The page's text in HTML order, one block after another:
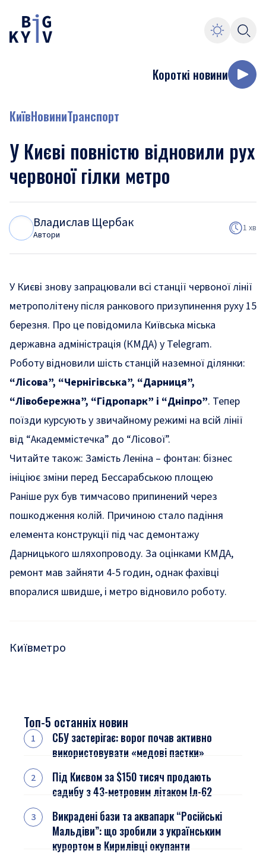
Короткі новини
КиївНовиниТранспорт
У Києві повністю відновили рух
червоної гілки метро
Владислав Щербак
Автори
1 хв
У Києві знову запрацювали всі станції червоної лінії
метрополітену після ранкового призупинення руху 15
березня. Про це повідомила Київська міська
державна адміністрація (КМДА) у Telegram.
Роботу відновили шість станцій наземної ділянки:
“Лісова”, “Чернігівська”, “Дарниця”,
“Лівобережна”, “Гідропарк” і “Дніпро”. Тепер
поїзди курсують у звичайному режимі на всій лінії
від “Академмістечка” до “Лісової”.
Читайте також: Замість Леніна – фонтан: бізнес
ініціює зміни перед Бессарабською площею
Раніше рух був тимчасово припинений через
пошкодження колій. Причиною стало падіння
елемента конструкції під час демонтажу
Дарницького шляхопроводу. За оцінками КМДА,
ремонт мав зайняти 4-5 годин, однак фахівці
впоралися швидше, і метро відновило роботу.
Київметро
Топ-5 останніх новин
СБУ застерігає: ворог почав активно
використовувати «медові пастки»
Під Києвом за $150 тисяч продають
садибу з 43-метровим літаком Іл-62
Викрадені бази та аквапарк “Російські
Мальдіви”: що зробили з українським
курортом в Кирилівці окупанти